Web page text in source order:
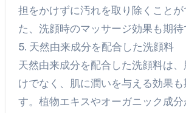
担をかけずに汚れを取り除くことが
た、洗顔時のマッサージ効果も期待
5. 天然由来成分を配合した洗顔料
天然由来成分を配合した洗顔料は
けでなく、肌に潤いを与える効果も
す。植物エキスやオーガニック成